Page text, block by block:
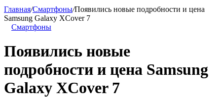
Главная/Смартфоны/Появились новые подробности и цена
Samsung Galaxy XCover 7
Смартфоны
Появились новые
подробности и цена Samsung
Galaxy XCover 7